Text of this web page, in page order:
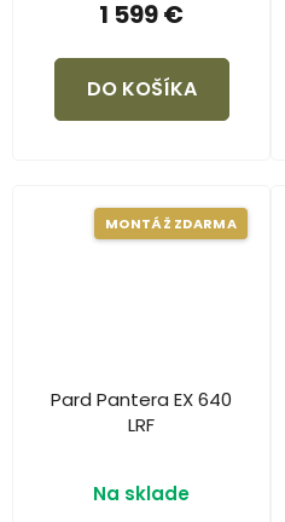
1 599 €
DO KOŠÍKA
MONTÁŽ ZDARMA
Pard Pantera EX 640
LRF
Na sklade